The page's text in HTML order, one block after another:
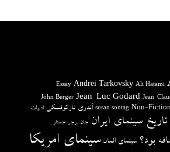
Ali Hatami
Andrei Tarkovsky
Essay
Jean-
Jean-Luc Godard
John Berger
Non-
susan sontag آندری تارکوفسکی ادبیات
تاریخ سینمای ایران جان برجر جستار
بود؟ سینمای آلمان سینمای امریکا